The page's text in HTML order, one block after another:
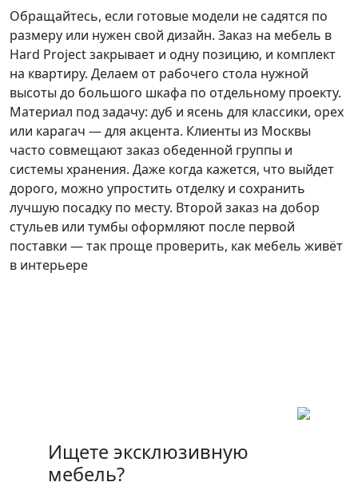
Обращайтесь, если готовые модели не садятся по
размеру или нужен свой дизайн. Заказ на мебель в
Hard Project закрывает и одну позицию, и комплект
на квартиру. Делаем от рабочего стола нужной
высоты до большого шкафа по отдельному проекту.
Материал под задачу: дуб и ясень для классики, орех
или карагач — для акцента. Клиенты из Москвы
часто совмещают заказ обеденной группы и
системы хранения. Даже когда кажется, что выйдет
дорого, можно упростить отделку и сохранить
лучшую посадку по месту. Второй заказ на добор
стульев или тумбы оформляют после первой
поставки — так проще проверить, как мебель живёт
в интерьере
Ищете эксклюзивную
мебель?